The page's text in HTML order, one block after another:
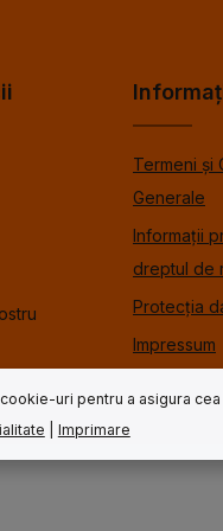
Termeni și
Generale
Informații
dreptul de
Protecția
Impressum
uri pentru a asigura
Imprimare